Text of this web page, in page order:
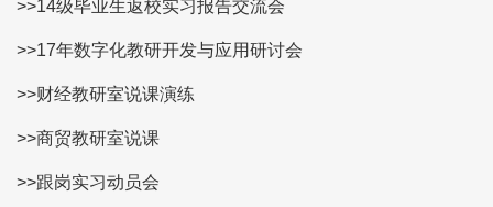
>>14级毕业生返校实习报告交流会
>>17年数字化教研开发与应用研讨会
>>财经教研室说课演练
>>商贸教研室说课
>>跟岗实习动员会